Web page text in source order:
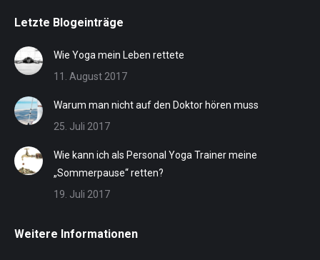
Letzte Blogeinträge
Wie Yoga mein Leben rettete
11. August 2017
Warum man nicht auf den Doktor hören muss
25. Juli 2017
Wie kann ich als Personal Yoga Trainer meine
„Sommerpause“ retten?
19. Juli 2017
Weitere Informationen